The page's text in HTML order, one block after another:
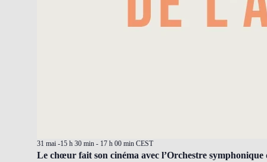
31 mai -15 h 30 min- 17 h 00 min CEST
Le chœur fait son cinéma avec l’Orchestre symphonique